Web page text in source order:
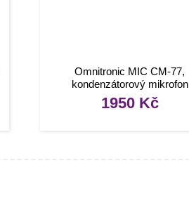
Omnitronic MIC CM-77,
kondenzátorový mikrofon
1950 Kč